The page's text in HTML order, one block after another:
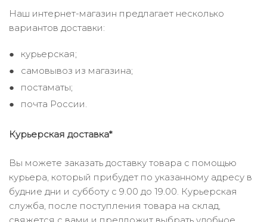
Наш интернет-магазин предлагает несколько
вариантов доставки:
курьерская;
самовывоз из магазина;
постаматы;
почта России.
Курьерская доставка*
Вы можете заказать доставку товара с помощью
курьера, который прибудет по указанному адресу в
будние дни и субботу с 9.00 до 19.00. Курьерская
служба, после поступления товара на склад,